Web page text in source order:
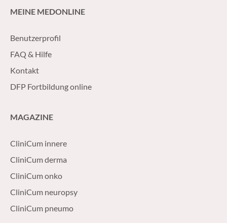
MEINE MEDONLINE
Benutzerprofil
FAQ & Hilfe
Kontakt
DFP Fortbildung online
MAGAZINE
CliniCum innere
CliniCum derma
CliniCum onko
CliniCum neuropsy
CliniCum pneumo